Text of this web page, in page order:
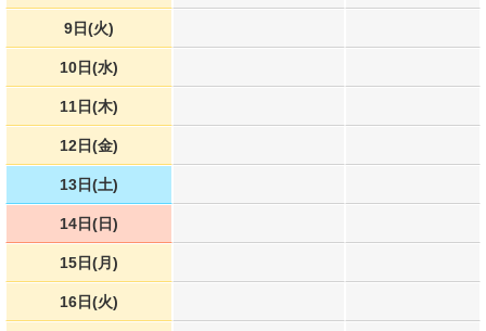
9日(火)
10日(水)
11日(木)
12日(金)
13日(土)
14日(日)
15日(月)
16日(火)